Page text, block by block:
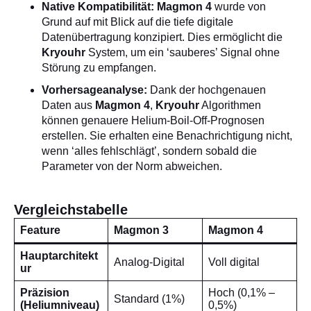
Native Kompatibilität: Magmon 4 wurde von
Grund auf mit Blick auf die tiefe digitale
Datenübertragung konzipiert. Dies ermöglicht die
Kryouhr System, um ein ‘sauberes’ Signal ohne
Störung zu empfangen.
Vorhersageanalyse: Dank der hochgenauen
Daten aus Magmon 4, KryouhrAlgorithmen
können genauere Helium-Boil-Off-Prognosen
erstellen. Sie erhalten eine Benachrichtigung nicht,
wenn ‘alles fehlschlägt’, sondern sobald die
Parameter von der Norm abweichen.
Vergleichstabelle
Feature Magmon 3 Magmon 4
Hauptarchitekt
ur
Analog-Digital Voll digital
Präzision
(Heliumniveau)
Standard (1%)
Hoch (0,1% –
0,5%)